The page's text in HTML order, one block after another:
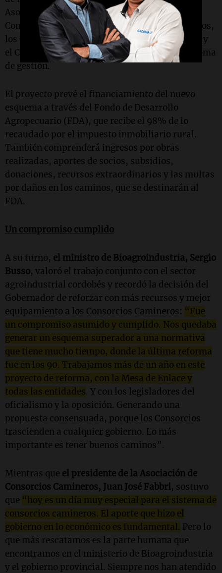
Asociación de Consorcios Camineros, los
Consorcios Regionales, los Consorcios Camineros,
los Consorcios de Gestión de Caminos y Suelos, y
el Consorcio Caminero Único integrarán el sistema
de gestión.
El proyecto prevé el financiamiento del nuevo
esquema a través del Fondo de Desarrollo
Agropecuario (FDA), que recibe el 98% de lo
recaudado por el impuesto inmobiliario rural.
También comprenderá ingresos por obras
realizadas, aportes de socios, subsidios,
donaciones, recursos extraordinarios y las multas
por daños en los caminos, que se destinarán al
FDA.
Un compromiso cumplido
A su turno, el ministro de Bioagroindustria, Sergio
Busso, valoró el trabajo conjunto con el sector
agroindustrial cordobés y recordó la decisión del
Gobernador de reforzar con más recursos y mejor
equipamiento a los Consorcios Camineros: “Fue
un compromiso asumido y cumplido. Nos quedaba
generar un esquema superador a una normativa
que tiene mucho tiempo, donde la última reforma
fue en los 90. Trabajamos más de un año en este
proyecto de reforma, con la Mesa de Enlace y
todas las entidades. Y con los legisladores del
oficialismo y la oposición. Generando una
propuesta consensuada, porque los Consorcios
trascienden a cualquier gobierno. Lo más
importante es tener buenos caminos”.
Mientras que el presidente de la Asociación de
Consorcios Camineros, Juan José Fabbri, sostuvo
que “hoy es un día muy especial para el sistema de
consorcios camineros. El aporte que hizo el
gobierno en lo económico es fundamental. Pero lo
que más rescatamos es la parte humana que
encontramos en el ministerio de Bioagroindustria
y el gobierno provincial. Siempre nos han atendido